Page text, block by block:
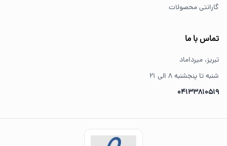
گارانتی محصولات
تماس با ما
تبریز، میرداماد
شنبه تا پنجشنبه ۸ الی ۲۱
04133810519